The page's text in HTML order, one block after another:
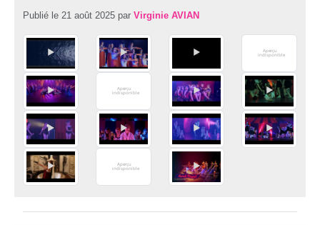
Publié le 21 août 2025 par Virginie AVIAN